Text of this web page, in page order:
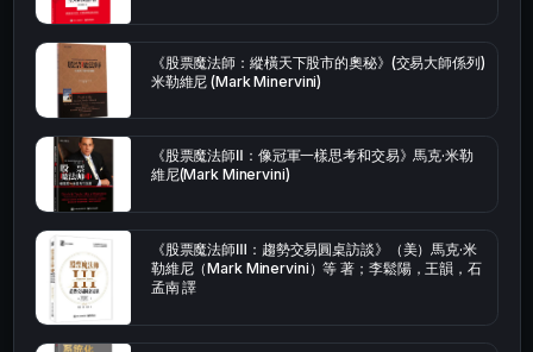
《股票魔法師：縱橫天下股市的奧秘》(交易大師係列)
米勒維尼 (Mark Minervini)
《股票魔法師Ⅱ：像冠軍一樣思考和交易》馬克·米勒
維尼(Mark Minervini)
《股票魔法師Ⅲ：趨勢交易圓桌訪談》（美）馬克·米
勒維尼（Mark Minervini）等 著；李鬆陽，王韻，石
孟南 譯